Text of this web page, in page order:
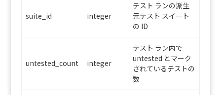
suite_id integer
テスト ランの派生
元テスト スイート
の ID
untested_count integer
テスト ラン内で
untested とマーク
されているテストの
数